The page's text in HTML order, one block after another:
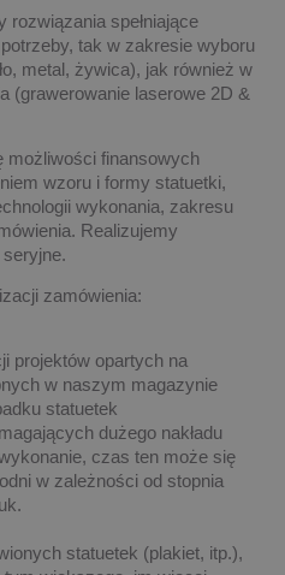
rozwiązania spełniające
tak w zakresie wyboru
metal, żywica), jak również w
(grawerowanie laserowe 2D &
możliwości finansowych
wzoru i formy statuetki,
wykonania, zakresu
Realizujemy
zamówienia:
projektów opartych na
w naszym magazynie
statuetek
dużego nakładu
czas ten może się
w zależności od stopnia
statuetek (plakiet, itp.),